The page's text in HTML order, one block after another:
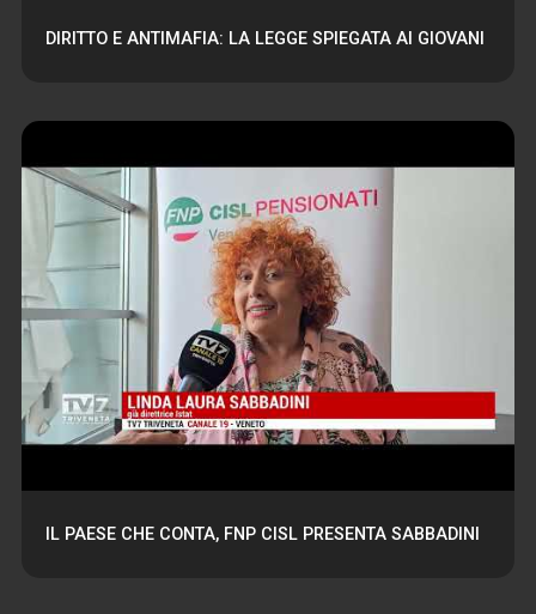
DIRITTO E ANTIMAFIA: LA LEGGE SPIEGATA AI GIOVANI
IL PAESE CHE CONTA, FNP CISL PRESENTA SABBADINI